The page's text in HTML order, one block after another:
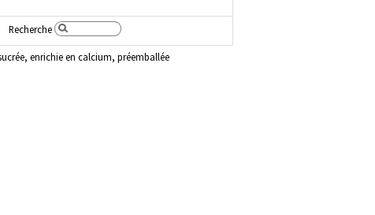
Recherche
enrichie en calcium, préemballée